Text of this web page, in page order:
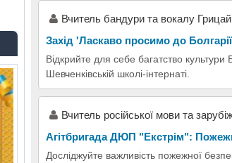
Вчитель бандури та вокалу
Захід 'Ласкаво просимо до
Відкрийте для себе багатство культури
Шевченківській школі-інтернаті.
Вчитель російської мови та
Агітбригада ДЮП "Екстрім":
Досліджуйте важливість пожежної